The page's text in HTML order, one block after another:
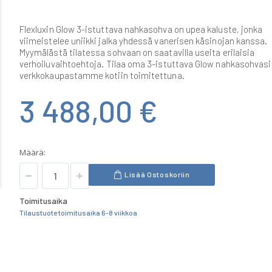
Flexluxin Glow 3-istuttava nahkasohva on upea kaluste, jonka
viimeistelee uniikki jalka yhdessä vanerisen käsinojan kanssa.
Myymälästä tilatessa sohvaan on saatavilla useita erilaisia
verhoiluvaihtoehtoja. Tilaa oma 3-istuttava Glow nahkasohvasi
verkkokaupastamme kotiin toimitettuna.
3 488,00 €
Määrä:
Lisää Ostoskoriin
Toimitusaika
Tilaustuote toimitusaika 6-8 viikkoa